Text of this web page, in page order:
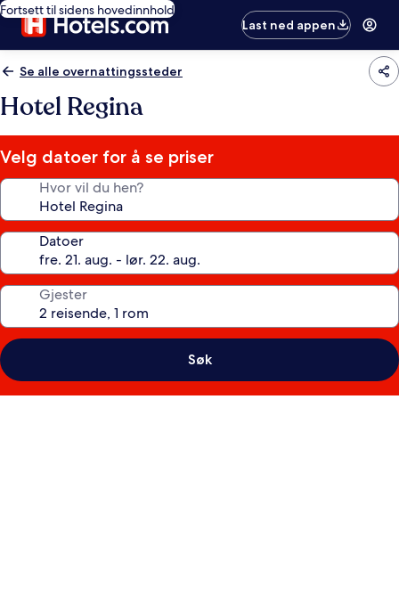
Fortsett til sidens hovedinnhold
Last ned appen
Se alle overnattingssteder
Hotel Regina
Velg datoer for å se priser
Hvor vil du hen?
Datoer
Gjester
Søk